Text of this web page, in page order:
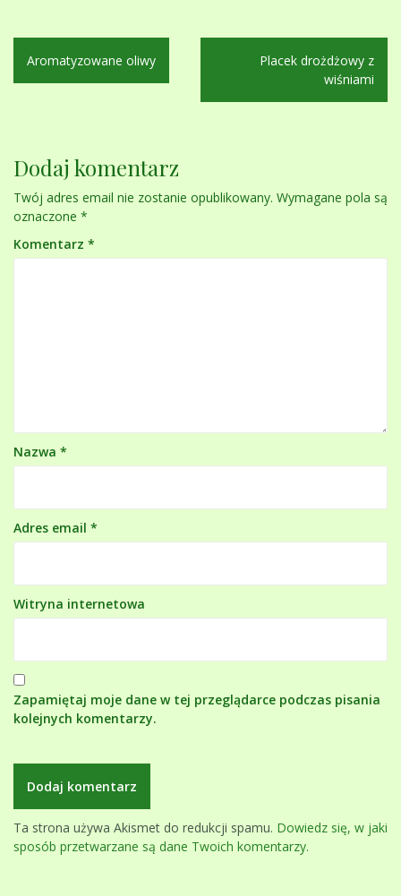
Nawigacja
wpisu
Aromatyzowane oliwy
Placek drożdżowy z
wiśniami
Dodaj komentarz
Twój adres email nie zostanie opublikowany. Wymagane pola są
oznaczone *
Komentarz *
Nazwa *
Adres email *
Witryna internetowa
Zapamiętaj moje dane w tej przeglądarce podczas pisania
kolejnych komentarzy.
Ta strona używa Akismet do redukcji spamu. Dowiedz się, w jaki
sposób przetwarzane są dane Twoich komentarzy.